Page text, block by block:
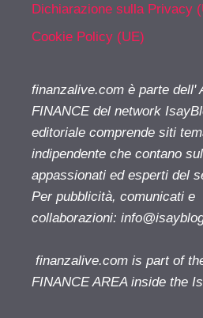
Dichiarazione sulla Privacy
Cookie Policy (UE)
finanzalive.com è parte dell'
FINANCE del network
editoriale comprende siti
indipendente che contano
appassionati ed esperti del
Per pubblicità, comunicati e
collaborazioni:
finanzalive.com is part of
FINANCE AREA inside the